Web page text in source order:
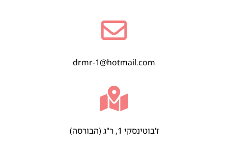
drmr-1@hotmail.com
ז'בוטינסקי 1, ר"ג (הבורסה)